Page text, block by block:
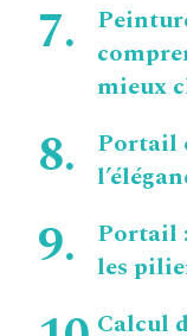
mieux
Portail
Portail
les
Calcul